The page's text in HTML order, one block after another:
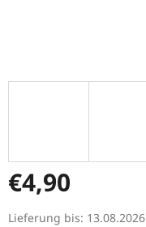
€4,90
Verkaufspreis:
Lieferung bis: 13.08.2026